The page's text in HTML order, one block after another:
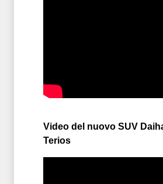
Video del nuovo SUV
Terios